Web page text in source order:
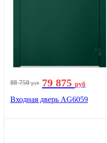
88 750руб 79 875 руб
Входная дверь AG6059